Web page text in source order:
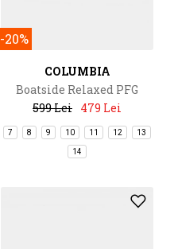
-20%
COLUMBIA
Boatside Relaxed PFG
599 Lei 479 Lei
7 8 9 10 11 12 13
14